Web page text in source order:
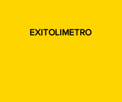
EXITOLIMETRO